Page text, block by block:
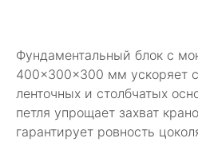
Фундаментальный блок с
400×300×300 мм ускоряет
ленточных и столбчатых
петля упрощает захват
гарантирует ровность